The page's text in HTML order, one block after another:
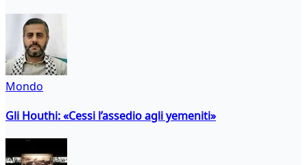
Mondo
Gli Houthi: «Cessi l’assedio agli yemeniti»